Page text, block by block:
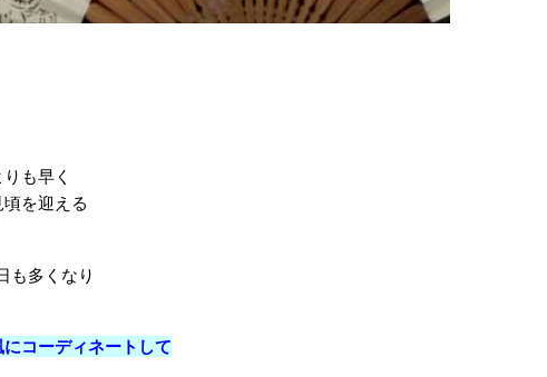
も早く
を迎える
も多くなり
コーディネートして